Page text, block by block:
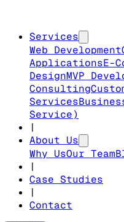
Services
Web Development
ApplicationsE-
DesignMVP
Consulting
Services
Service)
|
About Us
Why UsOur Team
|
Case Studies
|
Contact